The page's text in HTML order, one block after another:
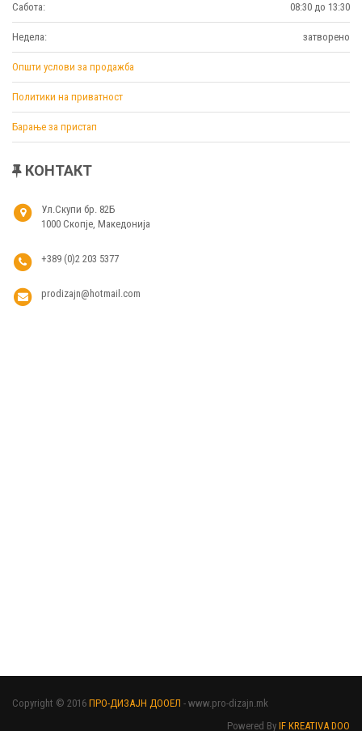
Сабота: 08:30 до 13:30
Недела: затворено
Општи услови за продажба
Политики на приватност
Барање за пристап
КОНТАКТ
Ул.Скупи бр. 82Б
1000 Скопје, Македонија
+389 (0)2 203 5377
prodizajn@hotmail.com
Copyright © 2016 ПРО-ДИЗАЈН ДООЕЛ - www.pro-dizajn.mk
Powered By IF KREATIVA DOO